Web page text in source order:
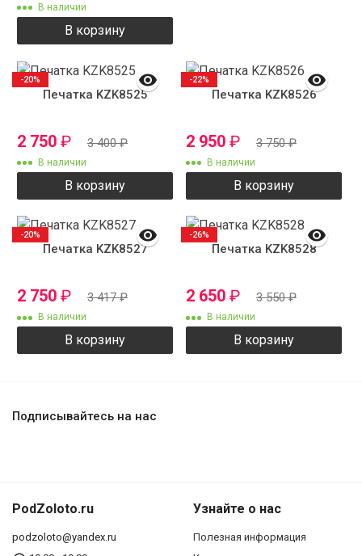
В наличии
В корзину
Печатка KZK8525
2 750 ₽ 3 400₽
В наличии
В корзину
-20%
Печатка KZK8526
2 950 ₽ 3 750₽
В наличии
В корзину
-22%
Печатка KZK8527
2 750 ₽ 3 417₽
В наличии
В корзину
-20%
Печатка KZK8528
2 650 ₽ 3 550₽
В наличии
В корзину
-26%
Подписывайтесь на нас
PodZoloto.ru
podzoloto@yandex.ru
Узнайте о нас
Полезная информация